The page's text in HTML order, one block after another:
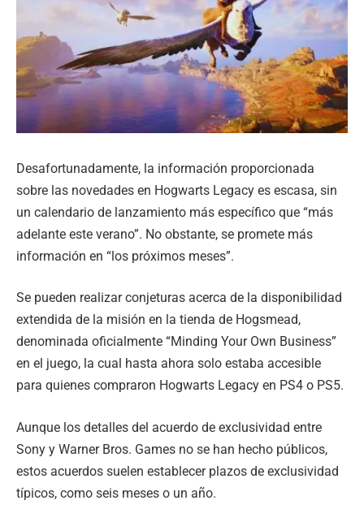
Desafortunadamente, la información proporcionada
sobre las novedades en Hogwarts Legacy es escasa, sin
un calendario de lanzamiento más específico que “más
adelante este verano”. No obstante, se promete más
información en “los próximos meses”.
Se pueden realizar conjeturas acerca de la disponibilidad
extendida de la misión en la tienda de Hogsmead,
denominada oficialmente “Minding Your Own Business”
en el juego, la cual hasta ahora solo estaba accesible
para quienes compraron Hogwarts Legacy en PS4 o PS5.
Aunque los detalles del acuerdo de exclusividad entre
Sony y Warner Bros. Games no se han hecho públicos,
estos acuerdos suelen establecer plazos de exclusividad
típicos, como seis meses o un año.